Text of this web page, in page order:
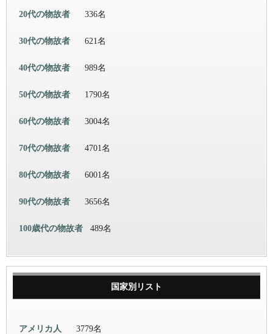
20代の物故者 336名
30代の物故者 621名
40代の物故者 989名
50代の物故者 1790名
60代の物故者 3004名
70代の物故者 4701名
80代の物故者 6001名
90代の物故者 3656名
100歳代の物故者 489名
国家別リスト
アメリカ人 3779名